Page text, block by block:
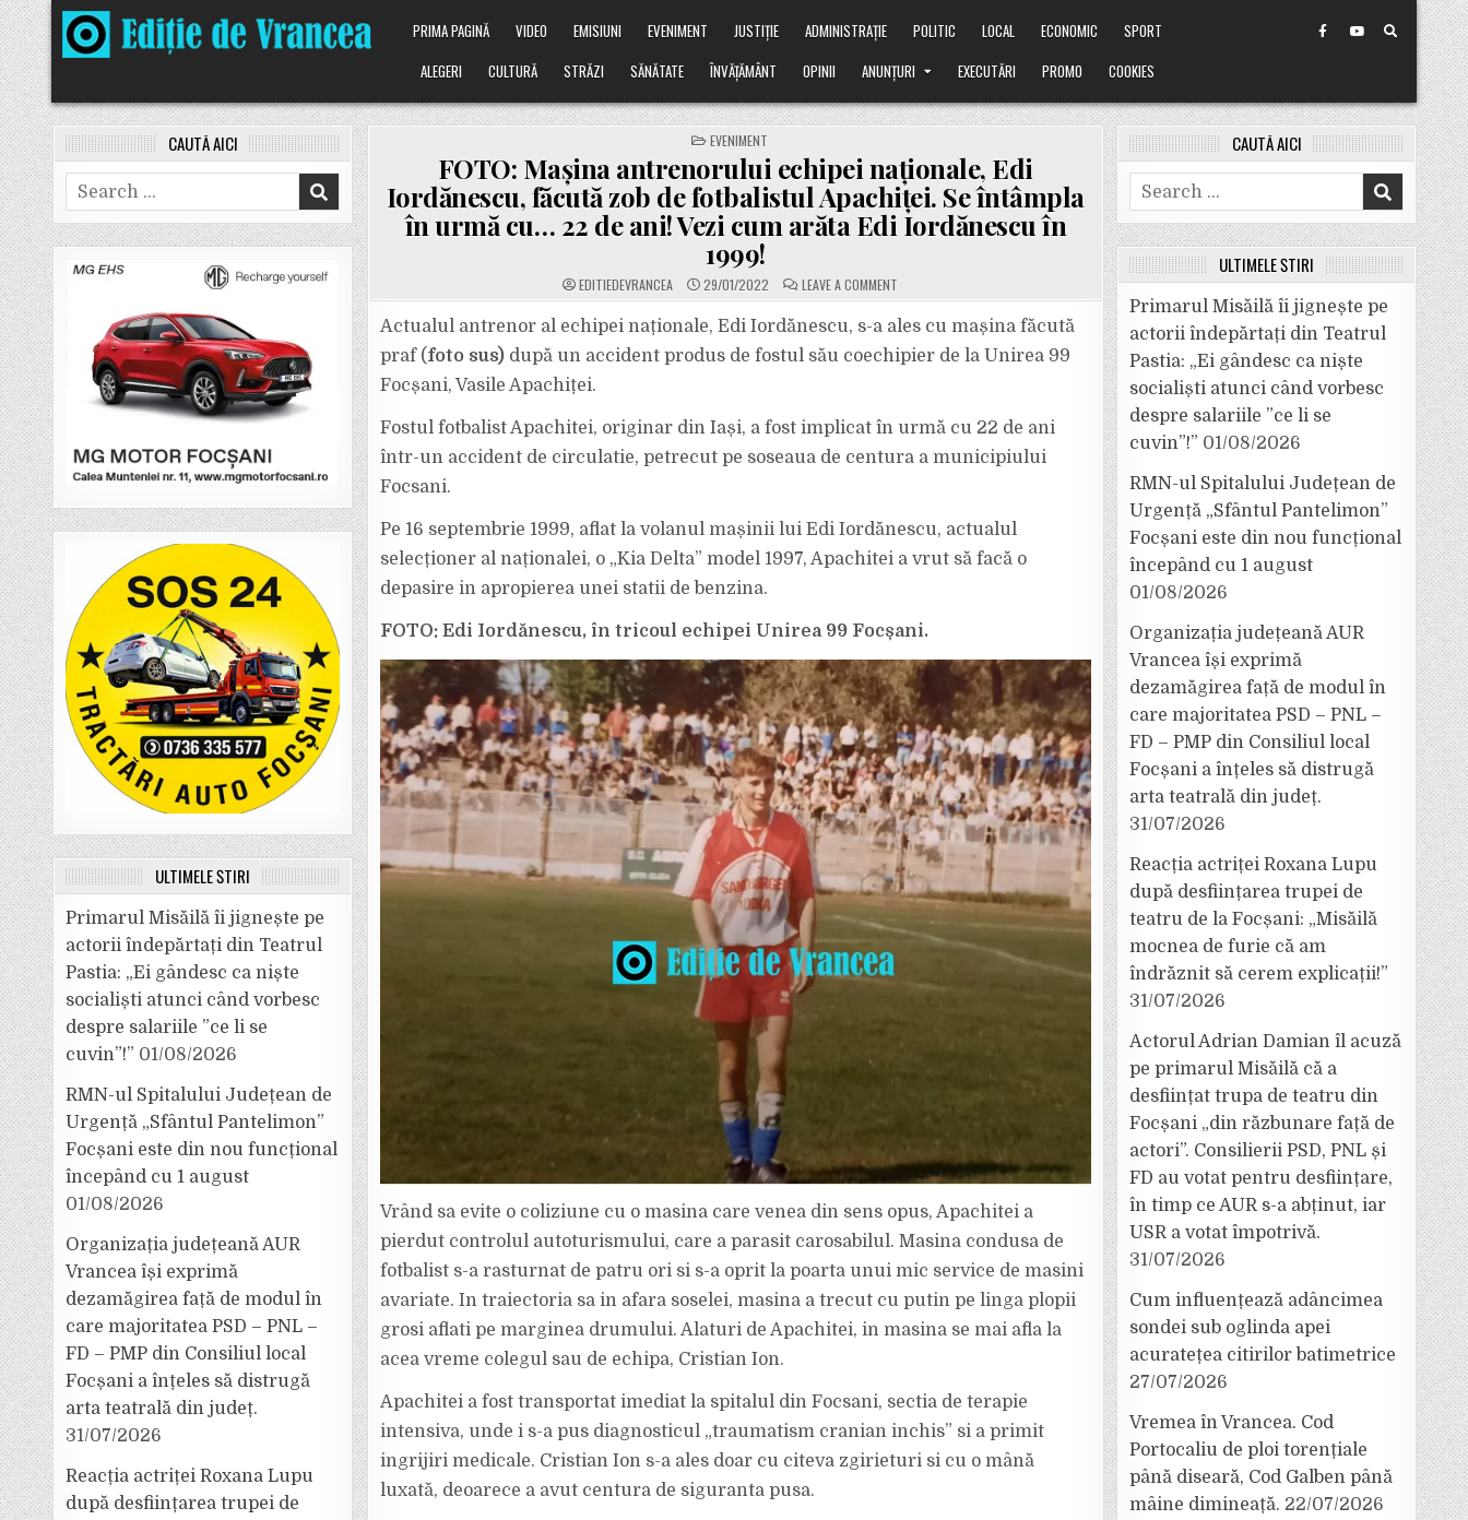
Skip
to
content
PRIMA PAGINĂ VIDEO EMISIUNI EVENIMENT JUSTIȚIE ADMINISTRAȚIE POLITIC LOCAL ECONOMIC
SPORT
ALEGERI
CULTURĂ STRĂZI SĂNĂTATE ÎNVĂȚĂMÂNT OPINII ANUNȚURI EXECUTĂRI PROMO COOKIES
POSTED
IN
EVENIMENT
FOTO: Mașina antrenorului echipei naționale, Edi
Iordănescu, făcută zob de fotbalistul Apachiței. Se întâmpla
în urmă cu… 22 de ani! Vezi cum arăta Edi Iordănescu în
1999!
EDITIEDEVRANCEA 29/01/2022 LEAVE A COMMENTON
FOTO:
ANTRENORULUI
ECHIPEI
NAȚIONALE,
EDI
FOTBALISTUL
SE
ÎNTÂMPLA
DE
VEZI
ÎN
1999!
Actualul antrenor al echipei naționale, Edi Iordănescu, s-a ales cu mașina făcută
praf (foto sus)după un accident produs de fostul său coechipier de la Unirea 99
Focșani, Vasile Apachiței.
Fostul fotbalist Apachitei, originar din Iași, a fost implicat în urmă cu 22 de ani
într-un accident de circulatie, petrecut pe soseaua de centura a municipiului
Focsani.
Pe 16 septembrie 1999, aflat la volanul mașinii lui Edi Iordănescu, actualul
selecționer al naționalei, o „Kia Delta” model 1997, Apachitei a vrut să facă o
depasire in apropierea unei statii de benzina.
FOTO: Edi Iordănescu, în tricoul echipei Unirea 99 Focșani.
Vrând sa evite o coliziune cu o masina care venea din sens opus, Apachitei a
pierdut controlul autoturismului, care a parasit carosabilul. Masina condusa de
fotbalist s-a rasturnat de patru ori si s-a oprit la poarta unui mic service de masini
avariate. In traiectoria sa in afara soselei, masina a trecut cu putin pe linga plopii
grosi aflati pe marginea drumului. Alaturi de Apachitei, in masina se mai afla la
acea vreme colegul sau de echipa, Cristian Ion.
Apachitei a fost transportat imediat la spitalul din Focsani, sectia de terapie
intensiva, unde i s-a pus diagnosticul „traumatism cranian inchis” si a primit
ingrijiri medicale. Cristian Ion s-a ales doar cu citeva zgirieturi si cu o mână
luxată, deoarece a avut centura de siguranta pusa.
CAUTĂ AICI
Search
for:
ULTIMELE ȘTIRI
Primarul Misăilă îi jignește pe
actorii îndepărtați din Teatrul
Pastia: „Ei gândesc ca niște
socialiști atunci când vorbesc
despre salariile ”ce li se
cuvin”!” 01/08/2026
RMN-ul Spitalului Județean de
Urgență „Sfântul Pantelimon”
Focșani este din nou funcțional
începând cu 1 august
01/08/2026
Organizația județeană AUR
Vrancea își exprimă
dezamăgirea față de modul în
care majoritatea PSD – PNL –
FD – PMP din Consiliul local
Focșani a înțeles să distrugă
arta teatrală din județ.
31/07/2026
Reacția actriței Roxana Lupu
după desființarea trupei de
CAUTĂ AICI
Search
for:
ULTIMELE ȘTIRI
Primarul Misăilă îi jignește pe
actorii îndepărtați din Teatrul
Pastia: „Ei gândesc ca niște
socialiști atunci când vorbesc
despre salariile ”ce li se
cuvin”!” 01/08/2026
RMN-ul Spitalului Județean de
Urgență „Sfântul Pantelimon”
Focșani este din nou funcțional
începând cu 1 august
01/08/2026
Organizația județeană AUR
Vrancea își exprimă
dezamăgirea față de modul în
care majoritatea PSD – PNL –
FD – PMP din Consiliul local
Focșani a înțeles să distrugă
arta teatrală din județ.
31/07/2026
Reacția actriței Roxana Lupu
după desființarea trupei de
teatru de la Focșani: „Misăilă
mocnea de furie că am
îndrăznit să cerem explicații!”
31/07/2026
Actorul Adrian Damian îl acuză
pe primarul Misăilă că a
desființat trupa de teatru din
Focșani „din răzbunare față de
actori”. Consilierii PSD, PNL și
FD au votat pentru desființare,
în timp ce AUR s-a abținut, iar
USR a votat împotrivă.
31/07/2026
Cum influențează adâncimea
sondei sub oglinda apei
acuratețea citirilor batimetrice
27/07/2026
Vremea în Vrancea. Cod
Portocaliu de ploi torențiale
până diseară, Cod Galben până
mâine dimineață. 22/07/2026